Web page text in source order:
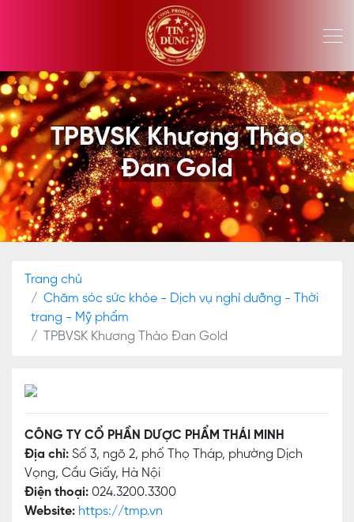
TPBVSK Khương Thảo
Đan Gold
Trang chủ
Chăm sóc sức khỏe - Dịch vụ nghỉ dưỡng - Thời
trang - Mỹ phẩm
TPBVSK Khương Thảo Đan Gold
CÔNG TY CỔ PHẦN DƯỢC PHẨM THÁI MINH
Địa chỉ: Số 3, ngõ 2, phố Thọ Tháp, phường Dịch
Vọng, Cầu Giấy, Hà Nội
Điện thoại: 024.3200.3300
Website: https://tmp.vn